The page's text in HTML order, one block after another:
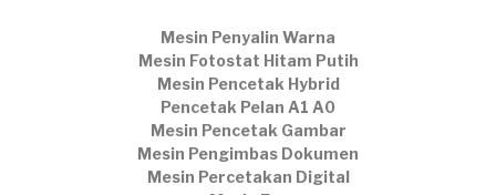
Mesin Penyalin Warna
Mesin Fotostat Hitam Putih
Mesin Pencetak Hybrid
Pencetak Pelan A1 A0
Mesin Pencetak Gambar
Mesin Pengimbas Dokumen
Mesin Percetakan Digital